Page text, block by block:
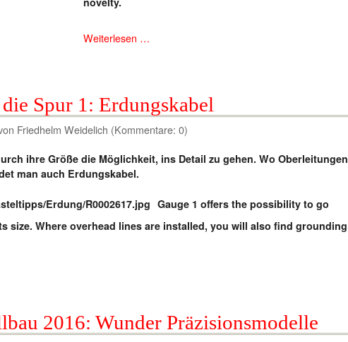
Weiterlesen …
Spur 1: Erdungskabel
Friedhelm Weidelich (Kommentare: 0)
ihre Größe die Möglichkeit, ins Detail zu gehen. Wo Oberleitungen
man auch Erdungskabel.
Gauge 1 offers the possibility to go
size. Where overhead lines are installed, you will also find grounding
2016: Wunder Präzisionsmodelle